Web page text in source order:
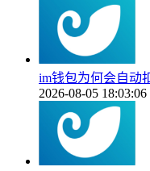
im钱包为何会自动
2026-08-05 18:03:06